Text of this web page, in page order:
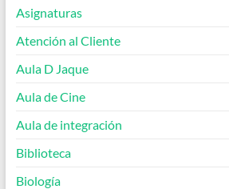
Asignaturas
Atención al Cliente
Aula D Jaque
Aula de Cine
Aula de integración
Biblioteca
Biología